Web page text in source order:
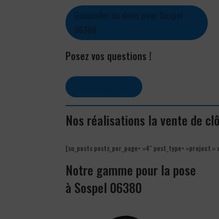
Posez vos questions !
Nos réalisations la vente de
[su_posts posts_per_page= »4″ post_type= »project
Notre gamme pour la pose
à Sospel 06380